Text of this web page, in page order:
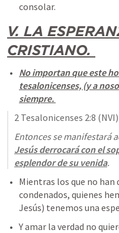
consolar.
V. LA
CRISTIANO.
No importan que este
tesalonicenses, (y a
siempre.
2 Tesalonicenses 2:8 (NVI)
Entonces se manifestará
Jesús derrocará con el
esplendor de su venida.
Mientras los que no han
condenados, quienes
Jesús) tenemos una
Y amar la verdad no